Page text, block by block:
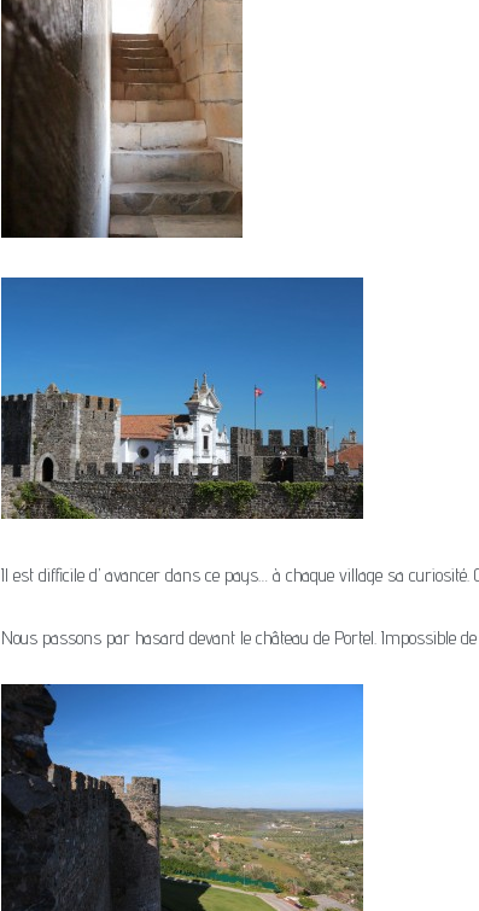
Il est difficile d’ avancer dans ce pays… à chaque village sa curiosité.
Nous passons par hasard devant le château de Portel. Impossible